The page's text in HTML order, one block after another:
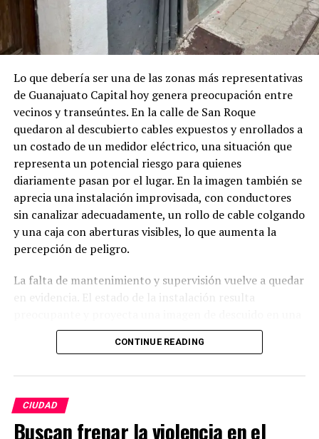
Lo que debería ser una de las zonas más representativas
de Guanajuato Capital hoy genera preocupación entre
vecinos y transeúntes. En la calle de San Roque
quedaron al descubierto cables expuestos y enrollados a
un costado de un medidor eléctrico, una situación que
representa un potencial riesgo para quienes
diariamente pasan por el lugar. En la imagen también se
aprecia una instalación improvisada, con conductores
sin canalizar adecuadamente, un rollo de cable colgando
y una caja con aberturas visibles, lo que aumenta la
percepción de peligro.
La falta de mantenimiento y supervisión vuelve a quedar
en evidencia. El estado de la instalación resulta
zona con constante tránsito peatonal. Ciudadanos
cuestionan cómo es posible que este tipo de situaciones
Habitantes hacen un llamado urgente a las autoridades
correspondientes y a la empresa responsable de la
CONTINUE READING
CIUDAD
Buscan frenar la violencia en el